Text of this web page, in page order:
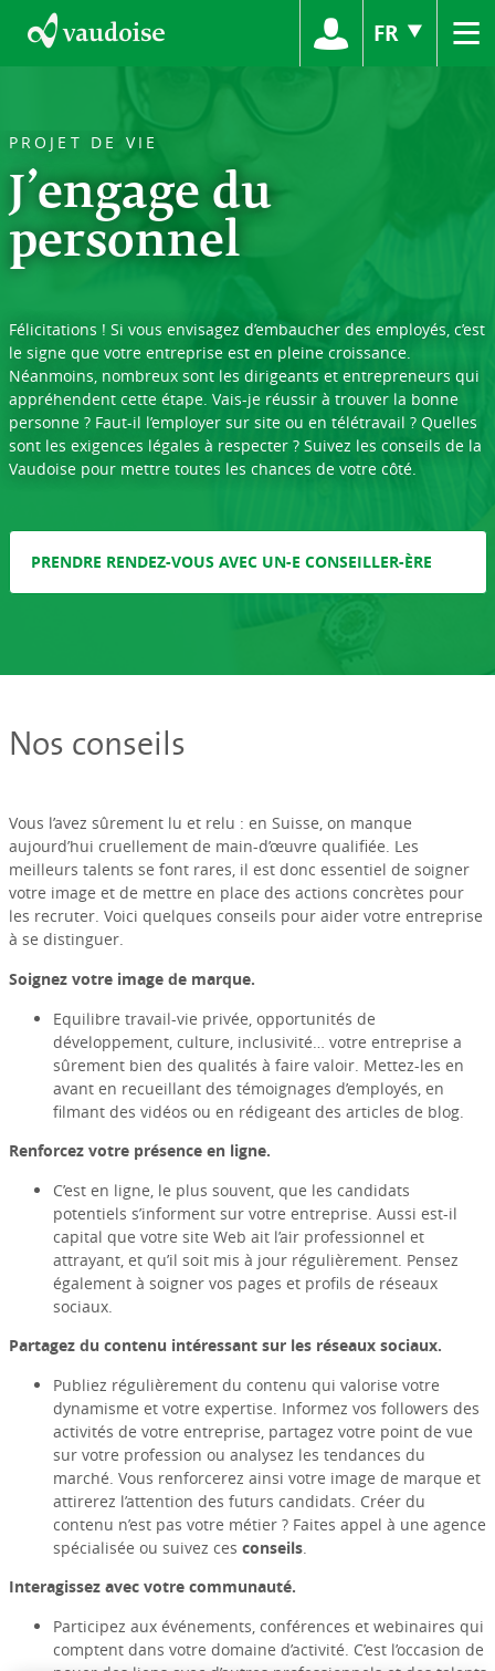
FR ≡
PROJET DE VIE
J’engage du
personnel
Félicitations ! Si vous envisagez d’embaucher des employés, c’est
le signe que votre entreprise est en pleine croissance.
Néanmoins, nombreux sont les dirigeants et entrepreneurs qui
appréhendent cette étape. Vais-je réussir à trouver la bonne
personne ? Faut-il l’employer sur site ou en télétravail ? Quelles
sont les exigences légales à respecter ? Suivez les conseils de la
Vaudoise pour mettre toutes les chances de votre côté.
PRENDRE RENDEZ-VOUS AVEC UN-E CONSEILLER-ÈRE
Nos conseils
Vous l’avez sûrement lu et relu : en Suisse, on manque
aujourd’hui cruellement de main-d’œuvre qualifiée. Les
meilleurs talents se font rares, il est donc essentiel de soigner
votre image et de mettre en place des actions concrètes pour
les recruter. Voici quelques conseils pour aider votre entreprise
à se distinguer.
Soignez votre image de marque.
Equilibre travail-vie privée, opportunités de
développement, culture, inclusivité… votre entreprise a
sûrement bien des qualités à faire valoir. Mettez-les en
avant en recueillant des témoignages d’employés, en
filmant des vidéos ou en rédigeant des articles de blog.
Renforcez votre présence en ligne.
C’est en ligne, le plus souvent, que les candidats
potentiels s’informent sur votre entreprise. Aussi est-il
capital que votre site Web ait l’air professionnel et
attrayant, et qu’il soit mis à jour régulièrement. Pensez
également à soigner vos pages et profils de réseaux
sociaux.
Partagez du contenu intéressant sur les réseaux sociaux.
Publiez régulièrement du contenu qui valorise votre
dynamisme et votre expertise. Informez vos followers des
activités de votre entreprise, partagez votre point de vue
sur votre profession ou analysez les tendances du
marché. Vous renforcerez ainsi votre image de marque et
attirerez l’attention des futurs candidats. Créer du
contenu n’est pas votre métier ? Faites appel à une agence
spécialisée ou suivez ces conseils.
Interagissez avec votre communauté.
Participez aux événements, conférences et webinaires qui
comptent dans votre domaine d’activité. C’est l’occasion de